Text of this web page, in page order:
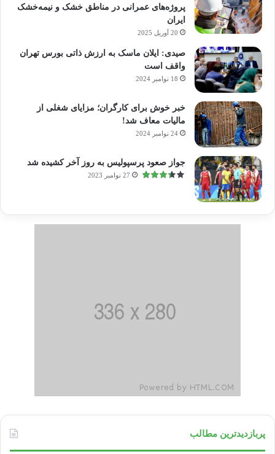
پروژه‌های عمرانی در مناطق خشک و نیمه‌خشک
ایران
20 آوریل 2025
صیدی: ایلان ماسک به ارزش ذاتی بورس تهران
واقف است
18 نوامبر 2024
خبر خوش برای کارگران؛ مزایای شغلی از
مالیات معاف شد!
24 نوامبر 2024
جواز صعود پرسپولیس به روز آخر کشیده شد
27 نوامبر 2023
پربازدیدترین مطالب